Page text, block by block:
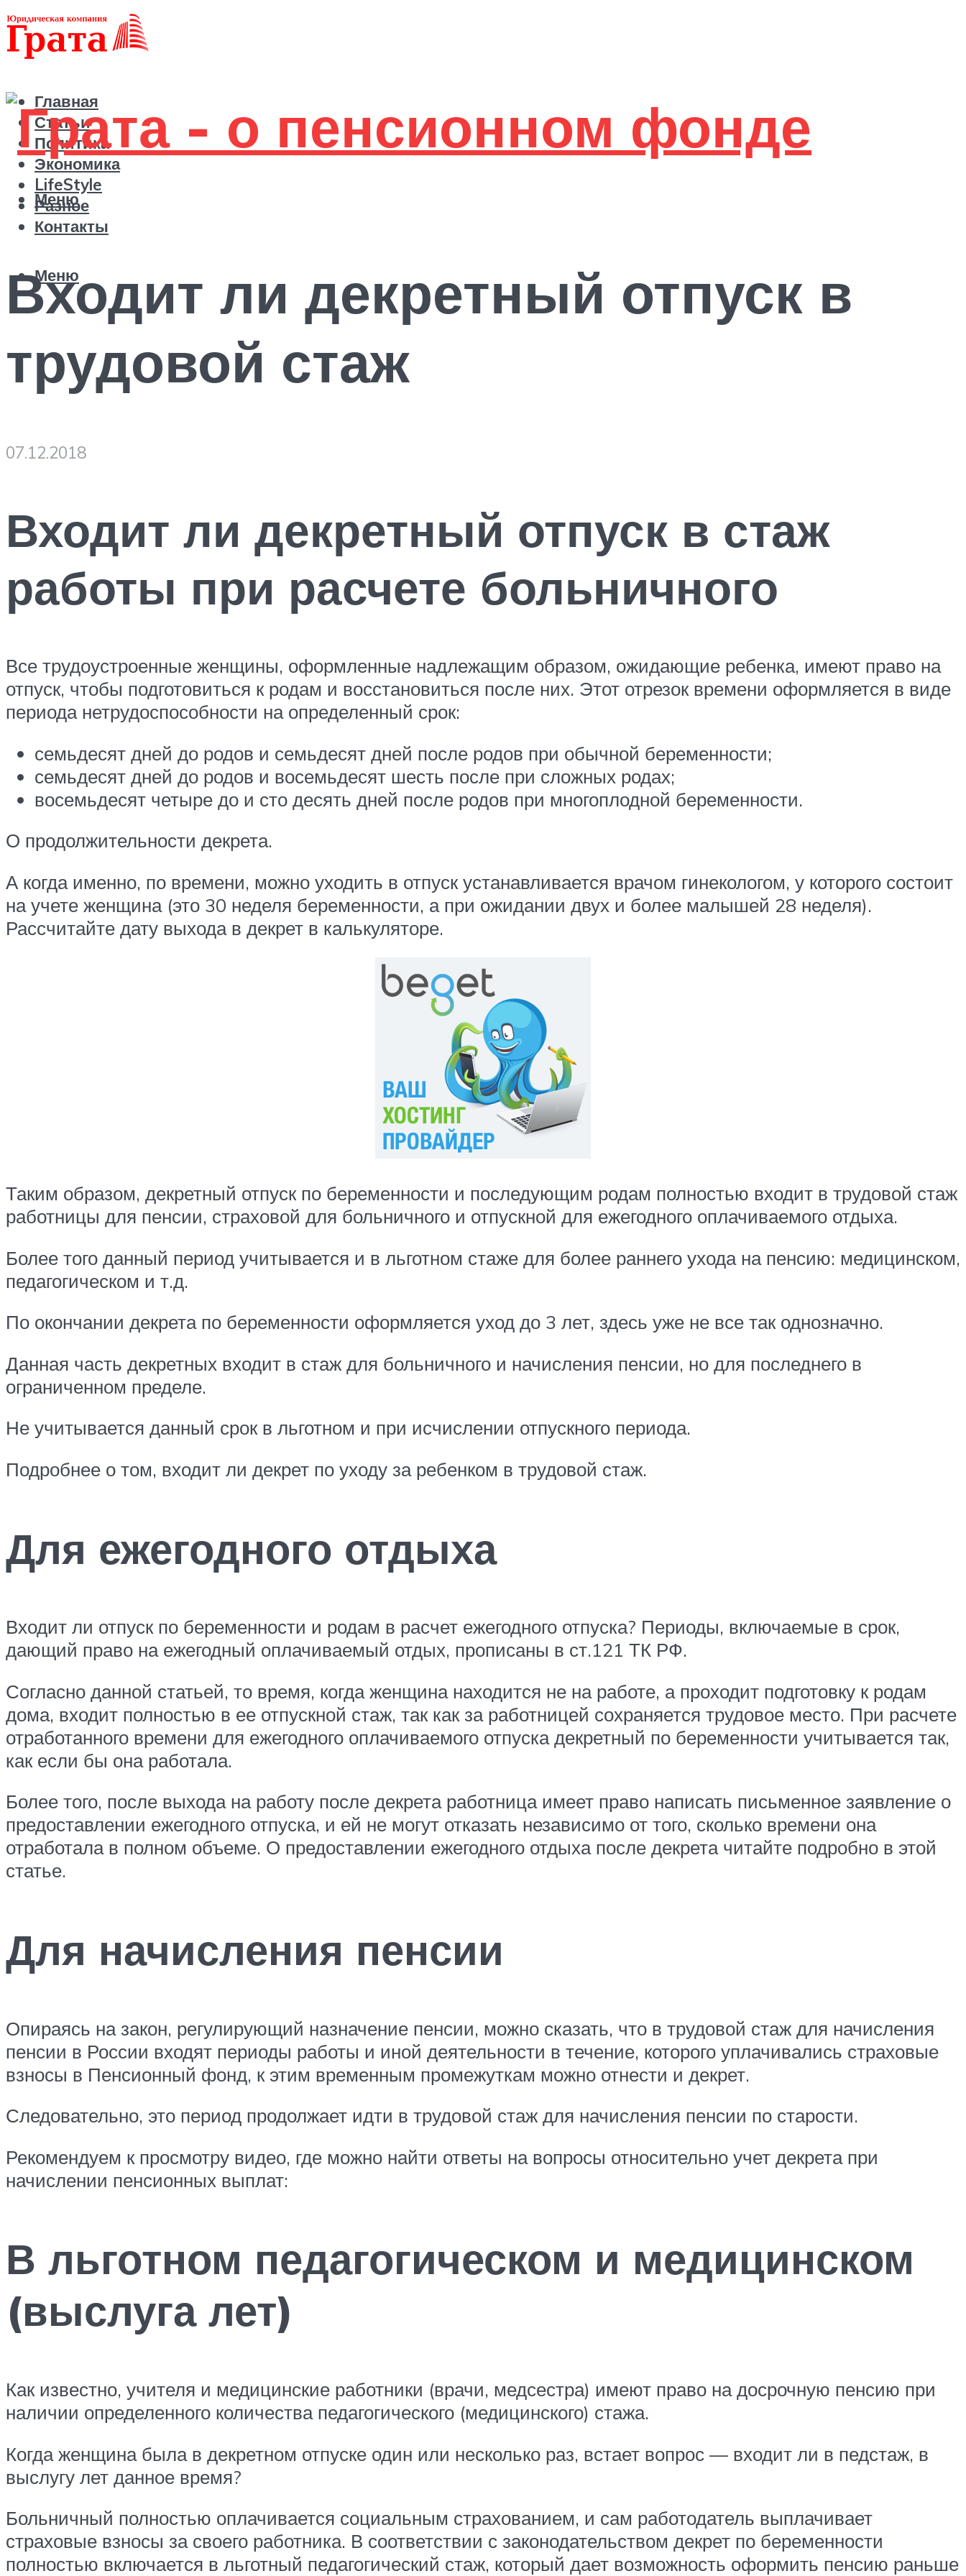
Главная
Статьи
Политика
Экономика
LifeStyle
Разное
Контакты
Меню
Меню
Входит ли декретный отпуск в
трудовой стаж
07.12.2018
Входит ли декретный отпуск в стаж
работы при расчете больничного
Все трудоустроенные женщины, оформленные надлежащим образом, ожидающие ребенка, имеют право на
отпуск, чтобы подготовиться к родам и восстановиться после них. Этот отрезок времени оформляется в виде
периода нетрудоспособности на определенный срок:
семьдесят дней до родов и семьдесят дней после родов при обычной беременности;
семьдесят дней до родов и восемьдесят шесть после при сложных родах;
восемьдесят четыре до и сто десять дней после родов при многоплодной беременности.
О продолжительности декрета.
А когда именно, по времени, можно уходить в отпуск устанавливается врачом гинекологом, у которого состоит
на учете женщина (это 30 неделя беременности, а при ожидании двух и более малышей 28 неделя).
Рассчитайте дату выхода в декрет в калькуляторе.
Таким образом, декретный отпуск по беременности и последующим родам полностью входит в трудовой стаж
работницы для пенсии, страховой для больничного и отпускной для ежегодного оплачиваемого отдыха.
Более того данный период учитывается и в льготном стаже для более раннего ухода на пенсию: медицинском,
педагогическом и т.д.
По окончании декрета по беременности оформляется уход до 3 лет, здесь уже не все так однозначно.
Данная часть декретных входит в стаж для больничного и начисления пенсии, но для последнего в
ограниченном пределе.
Не учитывается данный срок в льготном и при исчислении отпускного периода.
Подробнее о том, входит ли декрет по уходу за ребенком в трудовой стаж.
Для ежегодного отдыха
Входит ли отпуск по беременности и родам в расчет ежегодного отпуска? Периоды, включаемые в срок,
дающий право на ежегодный оплачиваемый отдых, прописаны в ст.121 ТК РФ.
Согласно данной статьей, то время, когда женщина находится не на работе, а проходит подготовку к родам
дома, входит полностью в ее отпускной стаж, так как за работницей сохраняется трудовое место. При расчете
отработанного времени для ежегодного оплачиваемого отпуска декретный по беременности учитывается так,
как если бы она работала.
Более того, после выхода на работу после декрета работница имеет право написать письменное заявление о
предоставлении ежегодного отпуска, и ей не могут отказать независимо от того, сколько времени она
отработала в полном объеме. О предоставлении ежегодного отдыха после декрета читайте подробно в этой
статье.
Для начисления пенсии
Опираясь на закон, регулирующий назначение пенсии, можно сказать, что в трудовой стаж для начисления
пенсии в России входят периоды работы и иной деятельности в течение, которого уплачивались страховые
взносы в Пенсионный фонд, к этим временным промежуткам можно отнести и декрет.
Следовательно, это период продолжает идти в трудовой стаж для начисления пенсии по старости.
Рекомендуем к просмотру видео, где можно найти ответы на вопросы относительно учет декрета при
начислении пенсионных выплат:
В льготном педагогическом и медицинском
(выслуга лет)
Как известно, учителя и медицинские работники (врачи, медсестра) имеют право на досрочную пенсию при
наличии определенного количества педагогического (медицинского) стажа.
Когда женщина была в декретном отпуске один или несколько раз, встает вопрос — входит ли в педстаж, в
выслугу лет данное время?
Больничный полностью оплачивается социальным страхованием, и сам работодатель выплачивает
страховые взносы за своего работника. В соответствии с законодательством декрет по беременности
полностью включается в льготный педагогический стаж, который дает возможность оформить пенсию раньше